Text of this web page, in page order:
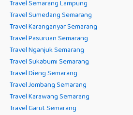
Travel Semarang Lampung
Travel Sumedang Semarang
Travel Karanganyar Semarang
Travel Pasuruan Semarang
Travel Nganjuk Semarang
Travel Sukabumi Semarang
Travel Dieng Semarang
Travel Jombang Semarang
Travel Karawang Semarang
Travel Garut Semarang